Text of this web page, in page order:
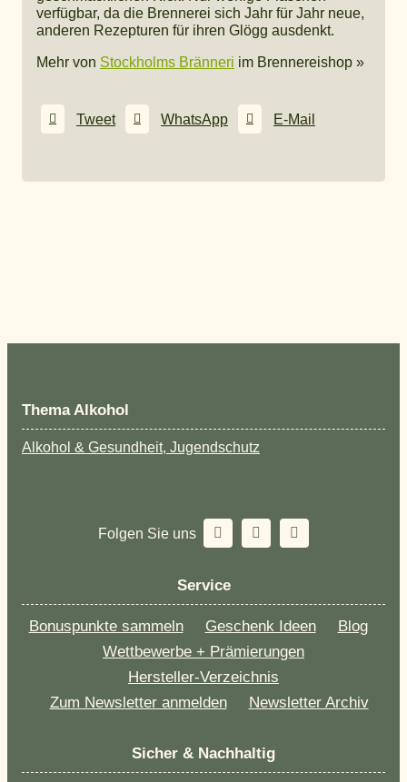
verfügbar, da die Brennerei sich Jahr für Jahr neue,
anderen Rezepturen für ihren Glögg ausdenkt.
Mehr von Stockholms Bränneri im Brennereishop »
Tweet WhatsApp E-Mail
Thema Alkohol
Alkohol & Gesundheit, Jugendschutz
Folgen Sie uns
Service
Bonuspunkte sammeln Geschenk Ideen
Blog
Wettbewerbe + Prämierungen
Hersteller-Verzeichnis
Zum Newsletter anmelden
Newsletter Archiv
Sicher & Nachhaltig